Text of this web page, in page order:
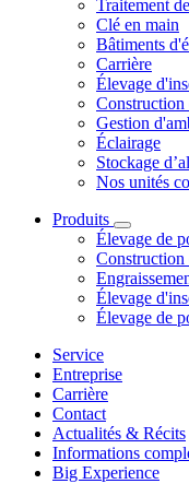
Traitement
Clé en main
Bâtiments
Carrière
Élevage
Construction
Gestion
Éclairage
Stockage
Nos unités
Produits
Élevage de
Construction
Élevage
Élevage de
Service
Entreprise
Carrière
Contact
Actualités & Récits
Informations
Big Experience